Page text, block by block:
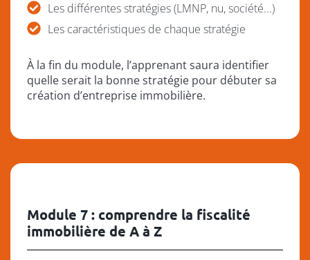
Les différentes stratégies (LMNP, nu, société...)
Les caractéristiques de chaque stratégie
À la fin du module, l’apprenant saura identifier
quelle serait la bonne stratégie pour débuter sa
création d’entreprise immobilière.
Module 7 : comprendre la fiscalité
immobilière de A à Z